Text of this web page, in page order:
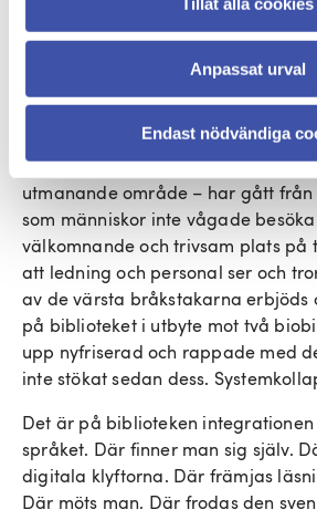
Anpassat urval
Endast nödvändiga
nästa ”level” i läsande. Hon rymde
från dagis för att gå till biblioteket
den senaste boken hon läst för sin
Biblioteket Punkt 127 i Bredäng –
arbetar till rytmen av den
tunnelbanelinje som löper rakt
utmanande område – har gått
som människor inte vågade
välkomnande och trivsam plats på
att ledning och personal ser och
av de värsta bråkstakarna erbjöds
på biblioteket i utbyte mot två
upp nyfriserad och rappade med
inte stökat sedan dess.
Det är på biblioteken
språket. Där finner man sig själv.
digitala klyftorna. Där främjas
Där möts man. Där frodas den